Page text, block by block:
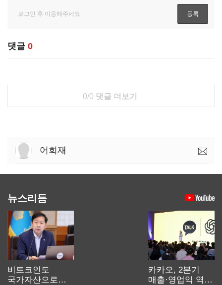
댓글 0
0/0 댓글 더보기
어희재
뉴스리듬
비트코인도
국가자산으로…'
카카오, 2분기
매출·영업익 역대